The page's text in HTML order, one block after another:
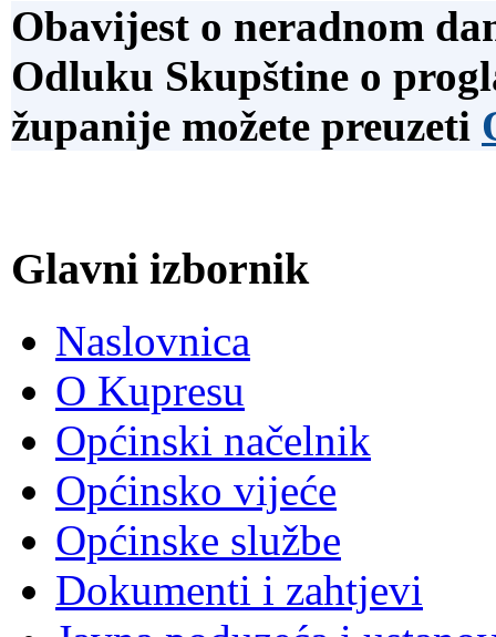
Obavijest o neradnom
Odluku Skupštine o
županije možete preuzeti
Glavni izbornik
Naslovnica
O Kupresu
Općinski načelnik
Općinsko vijeće
Općinske službe
Dokumenti i zahtjevi